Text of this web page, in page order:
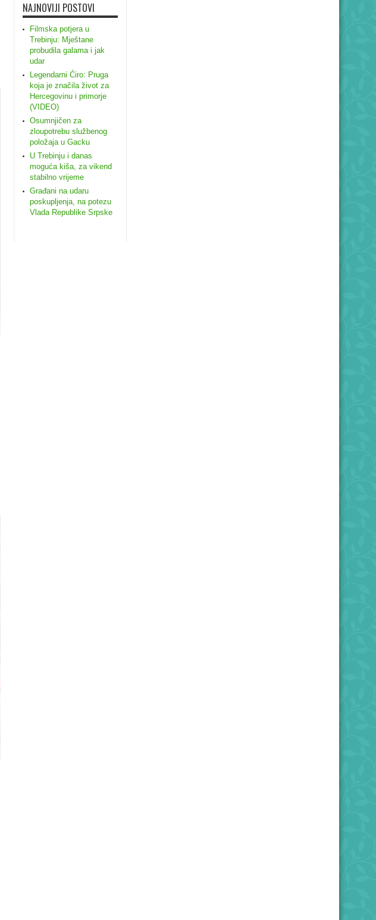
NAJNOVIJI POSTOVI
Filmska potjera u
Trebinju: Mještane
probudila galama i jak
udar
Legendarni Ćiro: Pruga
koja je značila život za
Hercegovinu i primorje
(VIDEO)
Osumnjičen za
zloupotrebu službenog
položaja u Gacku
U Trebinju i danas
moguća kiša, za vikend
stabilno vrijeme
Građani na udaru
poskupljenja, na potezu
Vlada Republike Srpske